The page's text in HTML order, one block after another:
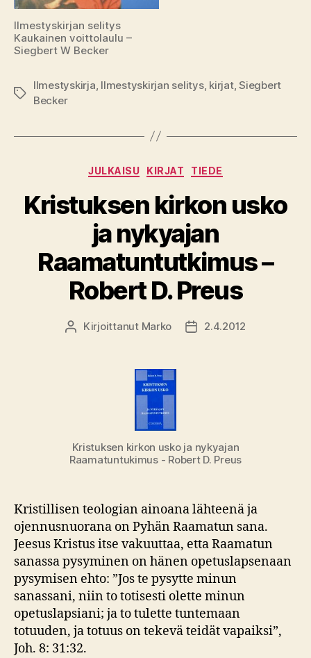
Ilmestyskirjan selitys
Kaukainen voittolaulu –
Siegbert W Becker
Avainsanat
Ilmestyskirja Ilmestyskirjan selitys, kirjat,Siegbert
Becker
Kategoriat
JULKAISU KIRJAT TIEDE
Kristuksen kirkon usko
ja nykyajan
Raamatuntutkimus –
Robert D. Preus
Kirjoittaja
Kirjoittanut Marko Julkaisupäivämäärä
2.4.2012
Kristuksen kirkon usko ja nykyajan
Raamatuntukimus - Robert D. Preus
Kristillisen teologian ainoana lähteenä ja
ojennusnuorana on Pyhän Raamatun sana.
Jeesus Kristus itse vakuuttaa, etta Raamatun
sanassa pysyminen on hänen opetuslapsenaan
pysymisen ehto: ”Jos te pysytte minun
sanassani, niin to totisesti olette minun
opetuslapsiani; ja to tulette tuntemaan
totuuden, ja totuus on tekevä teidät vapaiksi”,
Joh. 8: 31:32.